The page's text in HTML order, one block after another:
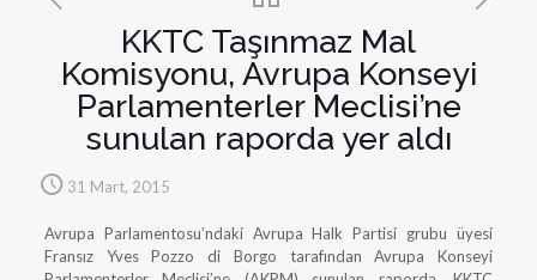
KKTC Taşınmaz Mal
Komisyonu, Avrupa Konseyi
Parlamenterler Meclisi’ne
sunulan raporda yer aldı
31 Mart, 2015
Avrupa Parlamentosu’ndaki Avrupa Halk Partisi grubu üyesi
Fransız Yves Pozzo di Borgo tarafından Avrupa Konseyi